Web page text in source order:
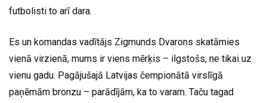
futbolisti to arī dara.
Es un komandas vadītājs Zigmunds Dvarons skatāmies
vienā virzienā, mums ir viens mērķis – ilgstošs, ne tikai uz
vienu gadu. Pagājušajā Latvijas čempionātā virslīgā
paņēmām bronzu – parādījām, ka to varam. Taču tagad